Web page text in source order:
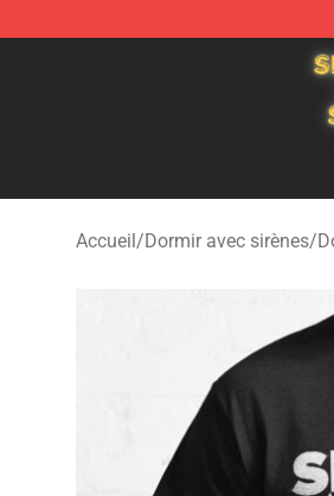
Sleeping With Sirens Store -
Accueil/Dormir avec sirènes/